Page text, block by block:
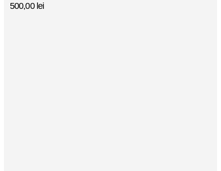
500,00 lei